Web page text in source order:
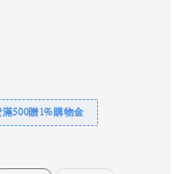
滿500贈1%購物金